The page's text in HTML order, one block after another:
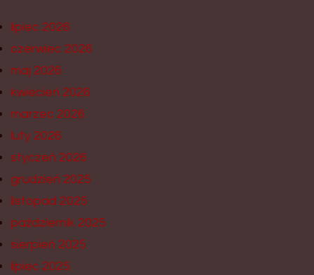
lipiec 2026
czerwiec 2026
maj 2026
kwiecień 2026
marzec 2026
luty 2026
styczeń 2026
grudzień 2025
listopad 2025
październik 2025
sierpień 2025
lipiec 2025